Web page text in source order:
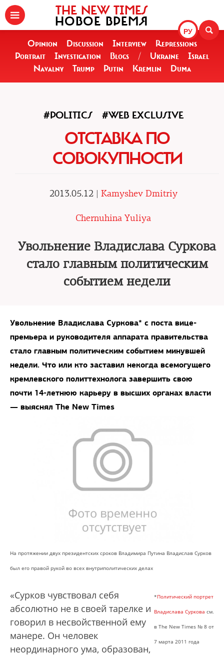
РУ
THE NEW TIMES
НОВОЕ ВРЕМЯ
Opinion Discussion Interview
Repressions
Portrait
Investigation Blogs / Ukraine
Israel
Navalny
Trump Putin Kremlin Duma
#POLITICS #WEB EXCLUSIVE
ОТСТАВКА ПО
СОВОКУПНОСТИ
2013.05.12 | Kamyshev Dmitriy
Chernuhina Yuliya
Увольнение Владислава Суркова
стало главным политическим
событием недели
Увольнение Владислава Суркова* с поста вице-
премьера и руководителя аппарата правительства
стало главным политическим событием минувшей
недели. Что или кто заставил некогда всемогущего
кремлевского политтехнолога завершить свою
почти 14-летнюю карьеру в высших органах власти
— выяснял The New Times
На протяжении двух президентских сроков Владимира Путина Владислав Сурков
был его правой рукой во всех внутриполитических делах
*Политический портрет
Владислава Суркова см.
в The New Times № 8 от
7 марта 2011 года
«Сурков чувствовал себя
абсолютно не в своей тарелке и
говорил в несвойственной ему
манере. Он человек
неординарного ума, образован,